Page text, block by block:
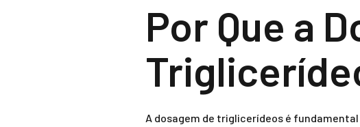
Por Que a
A dosagem de triglicerídeos é